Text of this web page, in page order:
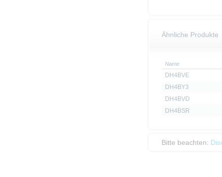
Ähnliche Produkte
Name
DH4BVE
DH4BY3
DH4BVD
DH4BSR
Bitte beachten: